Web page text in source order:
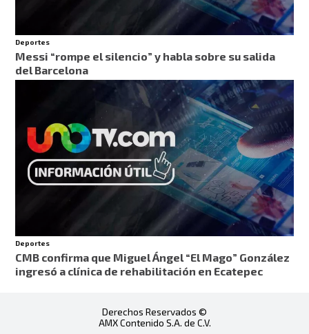
Deportes
Messi “rompe el silencio” y habla sobre su salida
del Barcelona
Deportes
CMB confirma que Miguel Ángel “El Mago” González
ingresó a clínica de rehabilitación en Ecatepec
Derechos Reservados ©
AMX Contenido S.A. de C.V.